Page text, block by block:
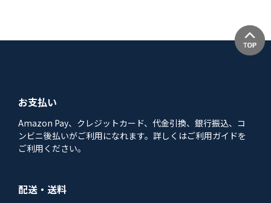
お支払い
Amazon Pay、クレジットカード、代金引換、銀行振込、コ
ンビニ後払いがご利用になれます。詳しくはご利用ガイドを
ご利用ください。
配送・送料